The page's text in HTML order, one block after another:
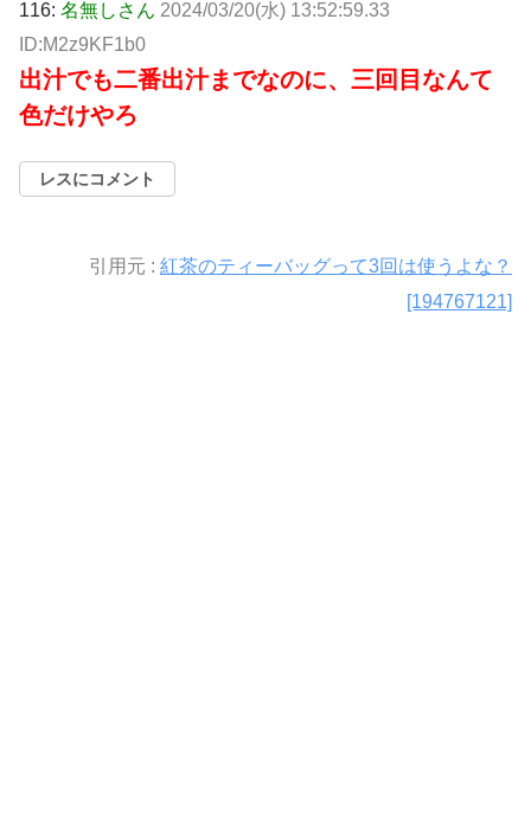
116: 名無しさん 2024/03/20(水) 13:52:59.33
ID:M2z9KF1b0
出汁でも二番出汁までなのに、三回目なんて
色だけやろ
レスにコメント
引用元 : 紅茶のティーバッグって3回は使うよな？
[194767121]